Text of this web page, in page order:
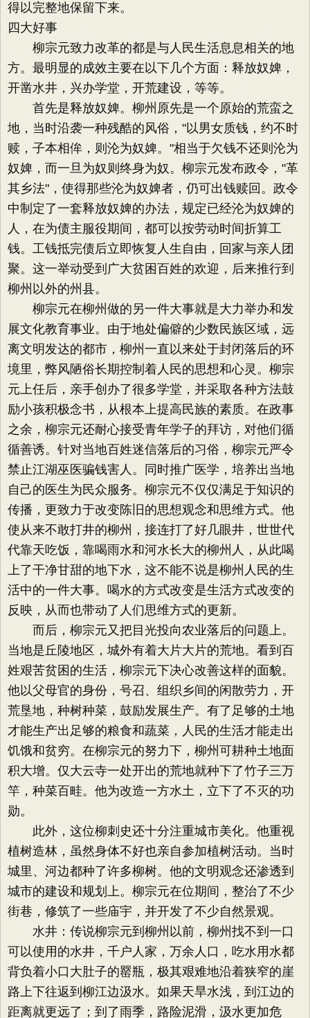
得以完整地保留下来。
四大好事
柳宗元致力改革的都是与人民生活息息相关的地
方。最明显的成效主要在以下几个方面：释放奴婢，
开凿水井，兴办学堂，开荒建设，等等。
首先是释放奴婢。柳州原先是一个原始的荒蛮之
地，当时沿袭一种残酷的风俗，"以男女质钱，约不时
赎，子本相侔，则沦为奴婢。"相当于欠钱不还则沦为
奴婢，而一旦为奴则终身为奴。柳宗元发布政令，"革
其乡法"，使得那些沦为奴婢者，仍可出钱赎回。政令
中制定了一套释放奴婢的办法，规定已经沦为奴婢的
人，在为债主服役期间，都可以按劳动时间折算工
钱。工钱抵完债后立即恢复人生自由，回家与亲人团
聚。这一举动受到广大贫困百姓的欢迎，后来推行到
柳州以外的州县。
柳宗元在柳州做的另一件大事就是大力举办和发
展文化教育事业。由于地处偏僻的少数民族区域，远
离文明发达的都市，柳州一直以来处于封闭落后的环
境里，弊风陋俗长期控制着人民的思想和心灵。柳宗
元上任后，亲手创办了很多学堂，并采取各种方法鼓
励小孩积极念书，从根本上提高民族的素质。在政事
之余，柳宗元还耐心接受青年学子的拜访，对他们循
循善诱。针对当地百姓迷信落后的习俗，柳宗元严令
禁止江湖巫医骗钱害人。同时推广医学，培养出当地
自己的医生为民众服务。柳宗元不仅仅满足于知识的
传播，更致力于改变陈旧的思想观念和思维方式。他
使从来不敢打井的柳州，接连打了好几眼井，世世代
代靠天吃饭，靠喝雨水和河水长大的柳州人，从此喝
上了干净甘甜的地下水，这不能不说是柳州人民的生
活中的一件大事。喝水的方式改变是生活方式改变的
反映，从而也带动了人们思维方式的更新。
而后，柳宗元又把目光投向农业落后的问题上。
当地是丘陵地区，城外有着大片大片的荒地。看到百
姓艰苦贫困的生活，柳宗元下决心改善这样的面貌。
他以父母官的身份，号召、组织乡间的闲散劳力，开
荒垦地，种树种菜，鼓励发展生产。有了足够的土地
才能生产出足够的粮食和蔬菜，人民的生活才能走出
饥饿和贫穷。在柳宗元的努力下，柳州可耕种土地面
积大增。仅大云寺一处开出的荒地就种下了竹子三万
竿，种菜百畦。他为改造一方水土，立下了不灭的功
勋。
此外，这位柳刺史还十分注重城市美化。他重视
植树造林，虽然身体不好也亲自参加植树活动。当时
城里、河边都种了许多柳树。他的文明观念还渗透到
城市的建设和规划上。柳宗元在位期间，整治了不少
街巷，修筑了一些庙宇，并开发了不少自然景观。
水井：传说柳宗元到柳州以前，柳州找不到一口
可以使用的水井，千户人家，万余人口，吃水用水都
背负着小口大肚子的罂瓶，极其艰难地沿着狭窄的崖
路上下往返到柳江边汲水。如果天旱水浅，到江边的
距离就更远了；到了雨季，路险泥滑，汲水更加危